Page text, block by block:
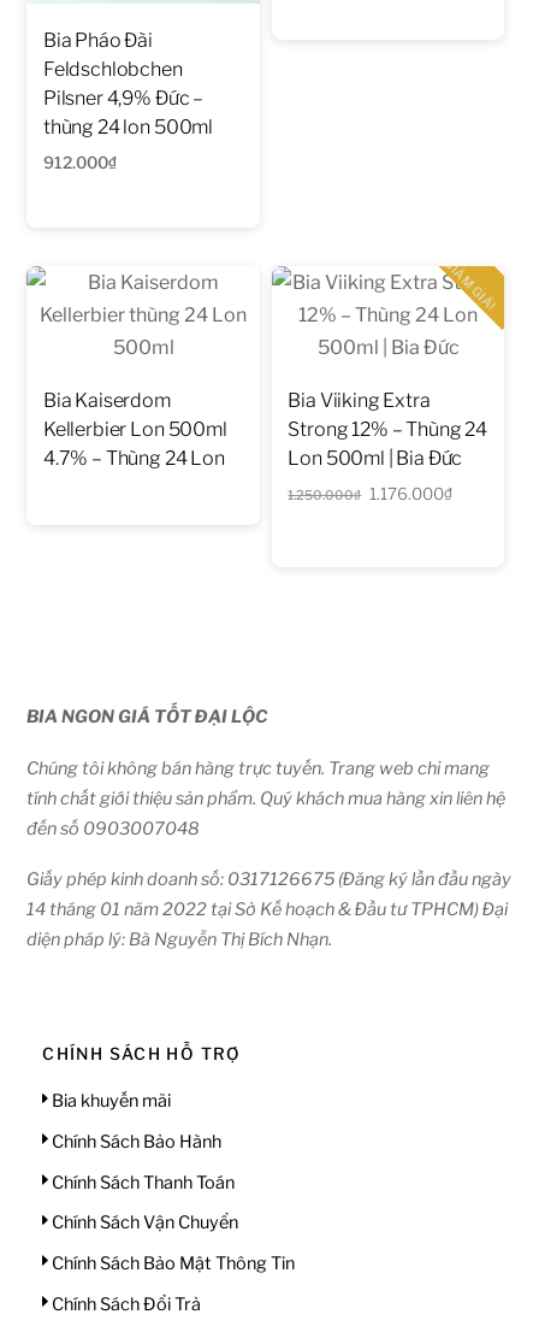
Bia Pháo Đài
Feldschlobchen
Pilsner 4,9% Đức –
thùng 24 lon 500ml
912.000₫
Bia Kaiserdom
Kellerbier Lon 500ml
4.7% – Thùng 24 Lon
GIẢM GIÁ!
Bia Viiking Extra
Strong 12% – Thùng 24
Lon 500ml | Bia Đức
1.250.000₫ Giá
1.176.000₫Giá
BIA NGON GIÁ TỐT ĐẠI LỘC
Chúng tôi không bán hàng trực tuyến. Trang web chỉ mang
tính chất giới thiệu sản phẩm. Quý khách mua hàng xin liên hệ
đến số 0903007048
Giấy phép kinh doanh số: 0317126675 (Đăng ký lần đầu ngày
14 tháng 01 năm 2022 tại Sở Kế hoạch & Đầu tư TPHCM) Đại
diện pháp lý: Bà Nguyễn Thị Bích Nhạn.
CHÍNH SÁCH HỖ TRỢ
Bia khuyến mãi
Chính Sách Bảo Hành
Chính Sách Thanh Toán
Chính Sách Vận Chuyển
Chính Sách Bảo Mật Thông Tin
Chính Sách Đổi Trả